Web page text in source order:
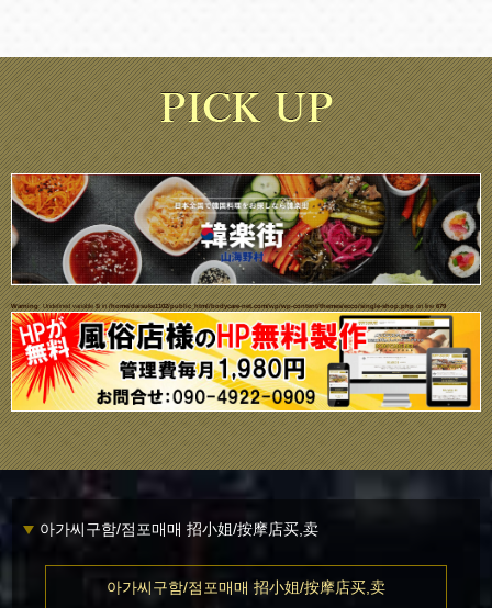
Warning: Undefined variable $i in/home/daisuke1102/public_html/bodycare-net.com/wp/wp-content/themes/ecco/single-shop.phpon line679
아가씨구함/점포매매 招小姐/按摩店买,卖
아가씨구함/점포매매 招小姐/按摩店买,卖